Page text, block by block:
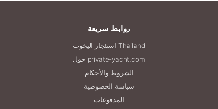
روابط سريعة
استئجار اليخوت Thailand
حول private-yacht.com
الشروط والأحكام
سياسة الخصوصية
المدفوعات